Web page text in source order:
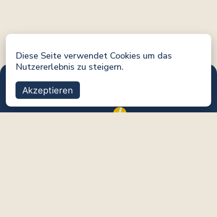
Diese Seite verwendet Cookies um das
Nutzererlebnis zu steigern.
Akzeptieren
Eine Initiative von